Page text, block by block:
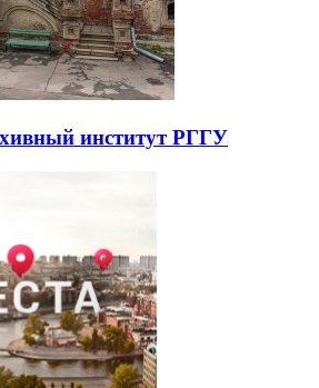
институт РГГУ